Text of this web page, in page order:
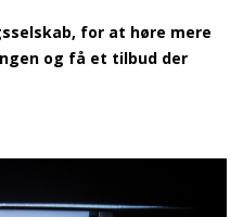
for at høre mere
og få et tilbud der